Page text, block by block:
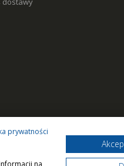
prywatności
na